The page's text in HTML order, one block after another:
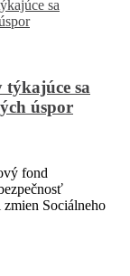
sa
úspor
fond
Sociálneho